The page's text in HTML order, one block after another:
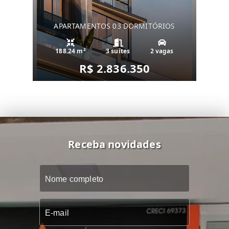
APARTAMENTOS 03 DORMITÓRIOS
188.24 m² 3 suítes 2 vagas
R$ 2.836.350
Receba novidades